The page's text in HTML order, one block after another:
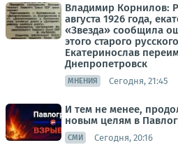
Владимир Корнилов:
августа 1926 года,
«Звезда» сообщила
этого старого
Екатеринослав
Днепропетровск
МНЕНИЯ Сегодня, 21:45
И тем не менее,
новым целям в
СМИ Сегодня, 20:16